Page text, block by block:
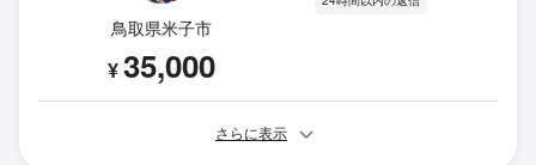
鳥取県米子市
¥35,000
さらに表示